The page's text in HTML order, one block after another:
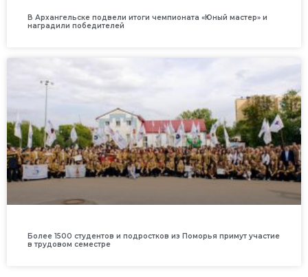
В Архангельске подвели итоги чемпионата «Юный мастер» и
наградили победителей
Более 1500 студентов и подростков из Поморья примут участие
в трудовом семестре